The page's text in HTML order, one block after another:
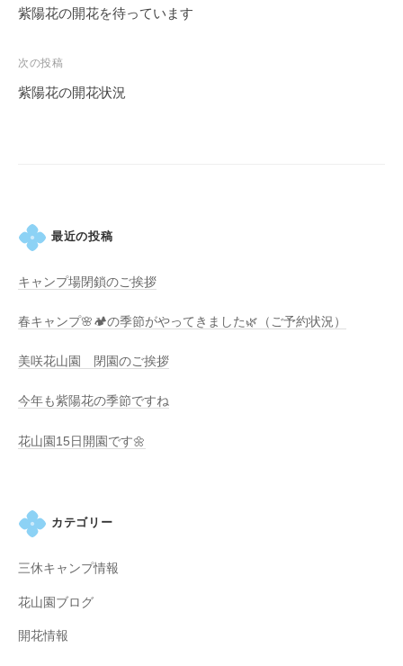
稿
ビ
ゲ
紫陽花の開花を待っています
次の投稿
紫陽花の開花状況
最近の投稿
キャンプ場閉鎖のご挨拶
春キャンプ🌸🏕️の季節がやってきました🌿（ご予約状況）
美咲花山園 閉園のご挨拶
今年も紫陽花の季節ですね
花山園15日開園です🌼
カテゴリー
三休キャンプ情報
花山園ブログ
開花情報